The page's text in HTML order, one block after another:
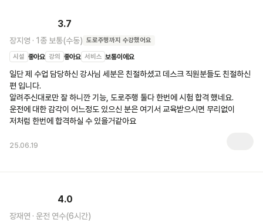
3.7
장지영 · 1종 보통(수동) 도로주행까지 수강했어요
시설 좋아요 강의 좋아요 서비스 보통이에요
일단 제 수업 담당하신 강사님 세분은 친절하셨고 데스크 직원분들도 친절하신
편 입니다.
알려주신대로만 잘 하니깐 기능, 도로주행 둘다 한번에 시험 합격 했네요.
운전에 대한 감각이 어느정도 있으신 분은 여기서 교육받으시면 무리없이
저처럼 한번에 합격하실 수 있을거같아요
25.06.19
4.0
장재연 · 운전 연수(6시간)